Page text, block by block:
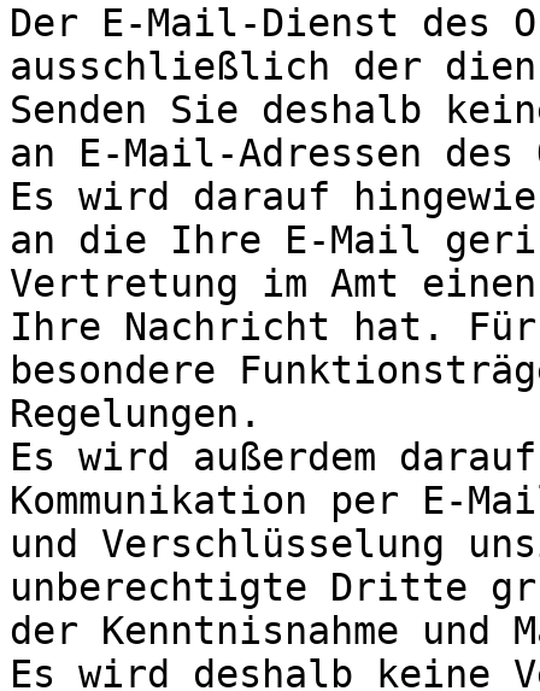
Der E-Mail-Dienst des
ausschließlich der
Senden Sie deshalb
an E-Mail-Adressen
Es wird darauf
an die Ihre E-Mail
Vertretung im Amt
Ihre Nachricht hat. Für
besondere
Regelungen.
Es wird außerdem
Kommunikation per E-
und Verschlüsselung
unberechtigte Dritte
der Kenntnisnahme
Es wird deshalb keine